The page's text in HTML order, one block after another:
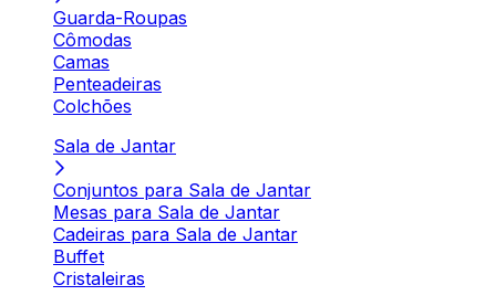
Guarda-Roupas
Cômodas
Camas
Penteadeiras
Colchões
Sala de Jantar
Conjuntos para Sala de Jantar
Mesas para Sala de Jantar
Cadeiras para Sala de Jantar
Buffet
Cristaleiras